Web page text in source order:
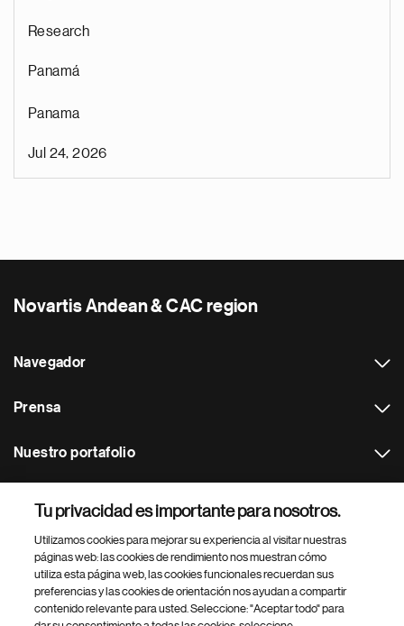
Research
Panamá
Panama
Jul 24, 2026
Novartis Andean & CAC region
Navegador
Prensa
Nuestro portafolio
Footer Site Search
Tu privacidad es importante para nosotros.
Utilizamos cookies para mejorar su experiencia al visitar nuestras
páginas web: las cookies de rendimiento nos muestran cómo
utiliza esta página web, las cookies funcionales recuerdan sus
preferencias y las cookies de orientación nos ayudan a compartir
contenido relevante para usted. Seleccione: "Aceptar todo" para